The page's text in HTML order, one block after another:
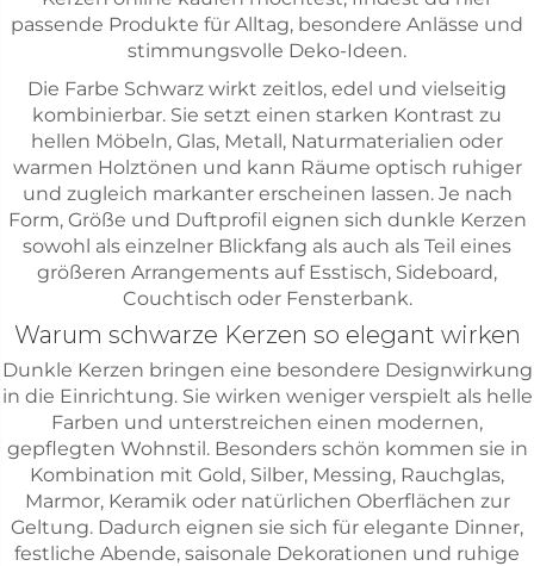
passende Produkte für Alltag, besondere Anlässe und
stimmungsvolle Deko-Ideen.
Die Farbe Schwarz wirkt zeitlos, edel und vielseitig
kombinierbar. Sie setzt einen starken Kontrast zu
hellen Möbeln, Glas, Metall, Naturmaterialien oder
warmen Holztönen und kann Räume optisch ruhiger
und zugleich markanter erscheinen lassen. Je nach
Form, Größe und Duftprofil eignen sich dunkle Kerzen
sowohl als einzelner Blickfang als auch als Teil eines
größeren Arrangements auf Esstisch, Sideboard,
Couchtisch oder Fensterbank.
Warum schwarze Kerzen so elegant wirken
Dunkle Kerzen bringen eine besondere Designwirkung
in die Einrichtung. Sie wirken weniger verspielt als helle
Farben und unterstreichen einen modernen,
gepflegten Wohnstil. Besonders schön kommen sie in
Kombination mit Gold, Silber, Messing, Rauchglas,
Marmor, Keramik oder natürlichen Oberflächen zur
Geltung. Dadurch eignen sie sich für elegante Dinner,
festliche Abende, saisonale Dekorationen und ruhige